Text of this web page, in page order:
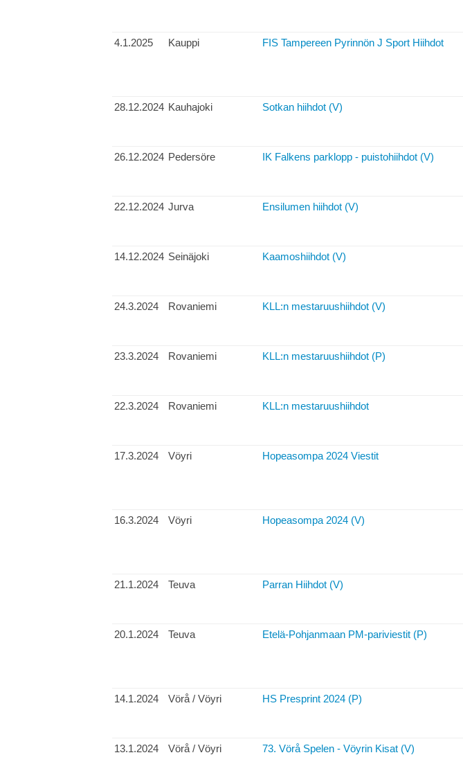
4.1.2025 Kauppi FIS Tampereen Pyrinnön J Sport Hiihdot
28.12.2024 Kauhajoki Sotkan hiihdot (V)
26.12.2024 Pedersöre IK Falkens parklopp - puistohiihdot (V)
22.12.2024 Jurva Ensilumen hiihdot (V)
14.12.2024 Seinäjoki Kaamoshiihdot (V)
24.3.2024 Rovaniemi KLL:n mestaruushiihdot (V)
23.3.2024 Rovaniemi KLL:n mestaruushiihdot (P)
22.3.2024 Rovaniemi KLL:n mestaruushiihdot
17.3.2024 Vöyri Hopeasompa 2024 Viestit
16.3.2024 Vöyri Hopeasompa 2024 (V)
21.1.2024 Teuva Parran Hiihdot (V)
20.1.2024 Teuva Etelä-Pohjanmaan PM-pariviestit (P)
14.1.2024 Vörå / Vöyri HS Presprint 2024 (P)
13.1.2024 Vörå / Vöyri 73. Vörå Spelen - Vöyrin Kisat (V)